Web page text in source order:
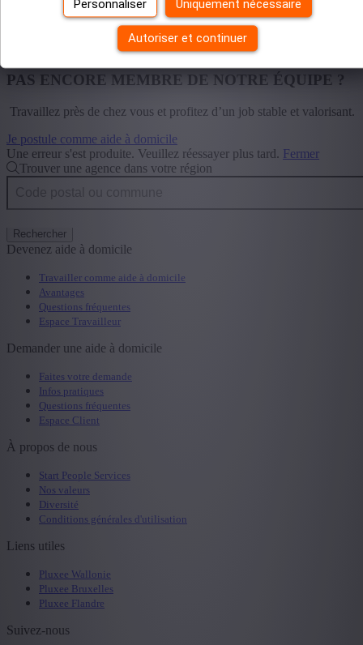
Personnaliser Uniquement nécessaire
Autoriser et continuer
PAS ENCORE MEMBRE DE NOTRE ÉQUIPE ?
Travaillez près de chez vous et profitez d’un job stable et valorisant.
Je postule comme aide à domicile
Une erreur s'est produite. Veuillez réessayer plus tard. Fermer
Trouver une agence dans votre région
Rechercher
Devenez aide à domicile
Travailler comme aide à domicile
Avantages
Questions fréquentes
Espace Travailleur
Demander une aide à domicile
Faites votre demande
Infos pratiques
Questions fréquentes
Espace Client
À propos de nous
Start People Services
Nos valeurs
Diversité
Conditions générales d'utilisation
Liens utiles
Pluxee Wallonie
Pluxee Bruxelles
Pluxee Flandre
Suivez-nous